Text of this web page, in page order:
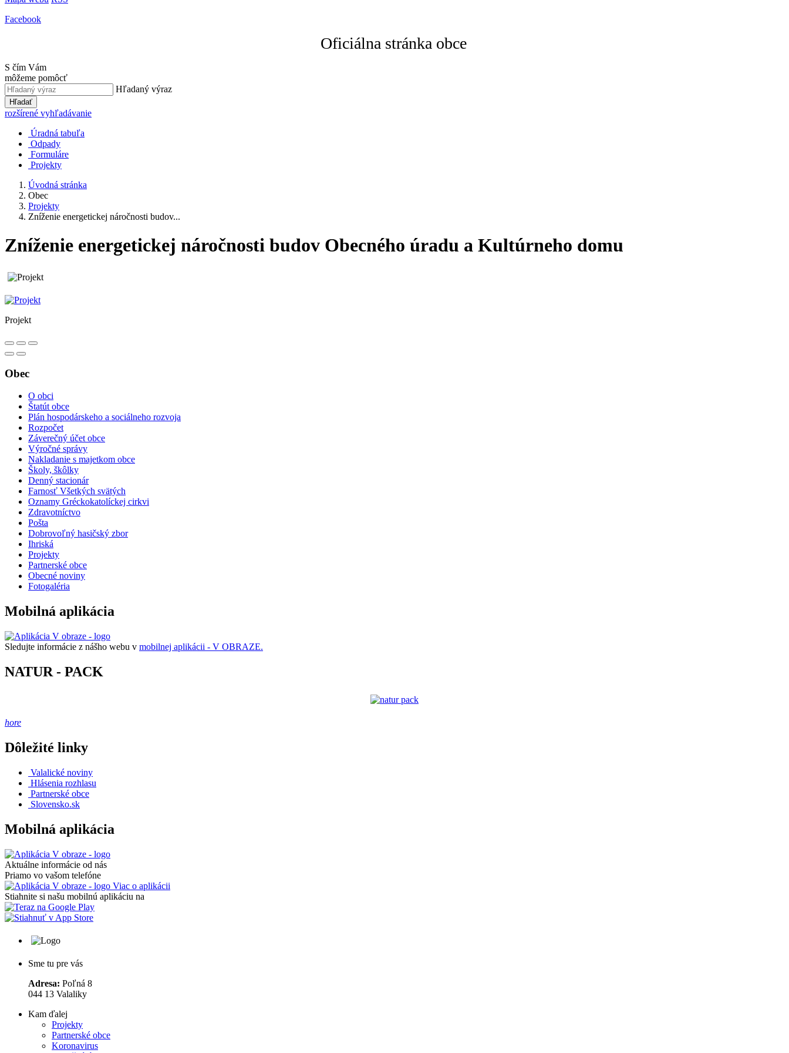
Facebook
Oficiálna stránka obce
S čím Vám
môžeme pomôcť
Hľadaný výraz
Hľadať
rozšírené vyhľadávanie
Úradná tabuľa
Odpady
Formuláre
Projekty
Úvodná stránka
Obec
Projekty
Zníženie energetickej náročnosti budov...
Zníženie energetickej náročnosti budov Obecného úradu a Kultúrneho domu
Projekt
Obec
O obci
Štatút obce
Plán hospodárskeho a sociálneho rozvoja
Rozpočet
Záverečný účet obce
Výročné správy
Nakladanie s majetkom obce
Školy, škôlky
Denný stacionár
Farnosť Všetkých svätých
Oznamy Gréckokatolíckej cirkvi
Zdravotníctvo
Pošta
Dobrovoľný hasičský zbor
Ihriská
Projekty
Partnerské obce
Obecné noviny
Fotogaléria
Mobilná aplikácia
Sledujte informácie z nášho webu v mobilnej aplikácii - V OBRAZE.
NATUR - PACK
hore
Dôležité linky
Valalické noviny
Hlásenia rozhlasu
Partnerské obce
Slovensko.sk
Mobilná aplikácia
Aktuálne informácie od nás
Priamo vo vašom telefóne
Viac o aplikácii
Stiahnite si našu mobilnú aplikáciu na
Sme tu pre vás
Adresa: Poľná 8
044 13 Valaliky
Kam ďalej
Projekty
Partnerské obce
Koronavirus